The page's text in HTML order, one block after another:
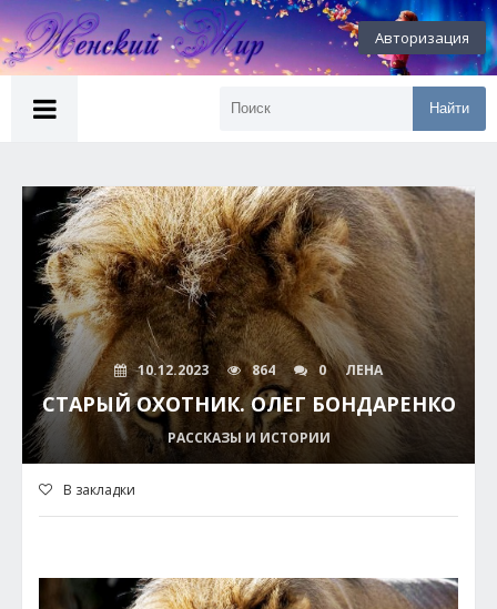
Авторизация
Найти
10.12.2023 864 0 ЛЕНА
СТАРЫЙ ОХОТНИК. ОЛЕГ БОНДАРЕНКО
РАССКАЗЫ И ИСТОРИИ
В закладки